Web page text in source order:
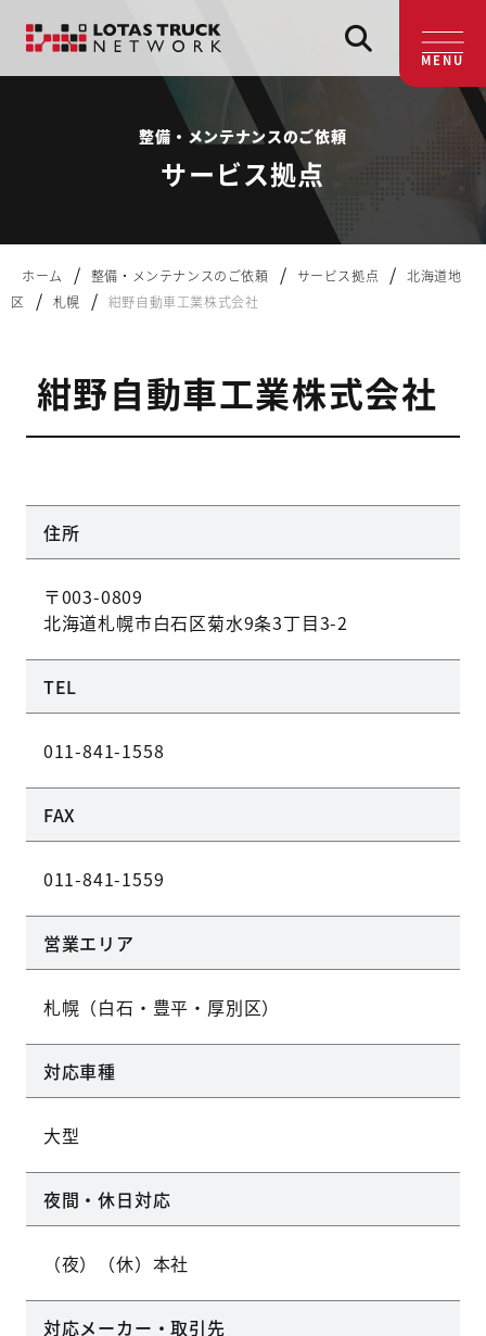
MENU
整備・メンテナンスのご依頼
サービス拠点
ホーム / 整備・メンテナンスのご依頼 / サービス拠点 /
北海道地
区
/ 札幌 / 紺野自動車工業株式会社
紺野自動車工業株式会社
住所
〒003-0809
北海道札幌市白石区菊水9条3丁目3-2
TEL
011-841-1558
FAX
011-841-1559
営業エリア
札幌（白石・豊平・厚別区）
対応車種
大型
夜間・休日対応
（夜）（休）本社
対応メーカー・取引先